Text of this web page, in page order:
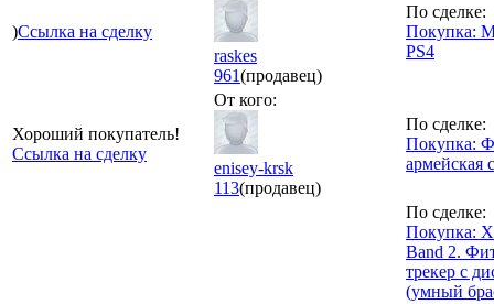
)Ссылка на сделку
raskes
961(продавец)
По сделке:
Покупка:
PS4
Хороший покупатель!
Ссылка на сделку
От кого:
enisey-krsk
113(продавец)
По сделке:
Покупка:
армейская
По сделке:
Покупка:
Band 2.
трекер c
(умный